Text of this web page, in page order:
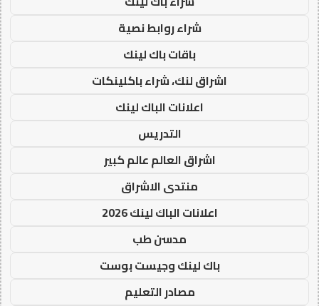
شراء روابط نصية
باقات باك لينك
اشراق لنك، شراء باكلينكات
اعلانات الباك لينك
التدريس
اشراق العالم عالم كبير
منتدى الاشراق
اعلانات الباك لينك 2026
مدسن طب
باك لينك وجيست بوست
مصادر التعليم